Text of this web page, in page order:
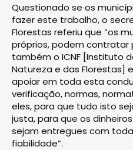
Questionado se os
fazer este trabalho, o
Florestas referiu que “os
próprios, podem contratar
também o ICNF [Instituto
Natureza e das Florestas]
apoiar em toda esta
verificação, normas,
eles, para que tudo isto
justa, para que os
sejam entregues com
fiabilidade”.